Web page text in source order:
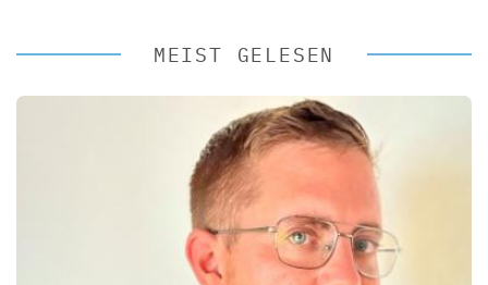
MEIST GELESEN